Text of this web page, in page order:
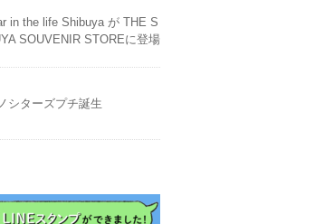
in the life Shibuya が THE S
SOUVENIR STOREに登場
シターズプチ誕生